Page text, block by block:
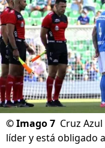
©Imago 7 Cruz
líder y está obligado